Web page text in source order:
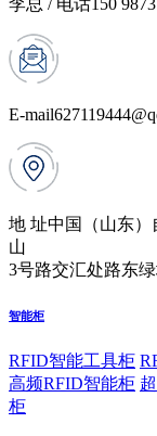
E-mail
地 址中国（山东）
山
3号路交汇处路东
智能柜
RFID智能工具柜
高频RFID智能柜
柜